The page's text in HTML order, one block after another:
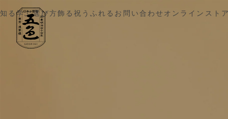
知る学ぶ選び方飾る 祝うふれる お問い合わせ オンラインスト